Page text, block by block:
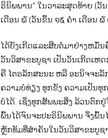
ຣິນິພພານ” ໃນວາລະສຸດທ້າຍ (ວັ
ເດືອນ ໖ (ວັນຂຶ້ນ ໑໕ ຄ່ຳ ເດືອນ
ໄດ້ບັງເກີດແລະສືບຕໍ່ມາຢ່າງຫມັ່
ວັນວິສາຂະບູຊາ ເປັນວັນເກີດເຫ
ຄື ໄຕຣລັກສະນະ ຫລື ອະນິຈຈະລັ
ຄວາມບໍທ່ຽງ ທຸກຂັງ ຄວາມເປັນທຸ
ບໍ່ໄດ້. ເຊິ່ງທຸກສັພພະສິ່ງ ລ້ວນຕົກ
ພົ້ນໄດ້ຈົນຈະປະຣິນິພພານ ຈຶ່ງພົ້ນ
ຫຼັກທັມທີ່ສຳຄັນໃນວັນວິສາຂະບູຊ